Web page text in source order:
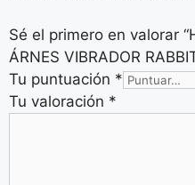
Sé el primero en valorar
ÁRNES VIBRADOR
Tu puntuación *
Tu valoración *